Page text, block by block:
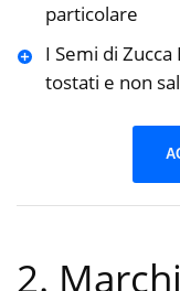
particolare
I Semi di
tostati e non
2.